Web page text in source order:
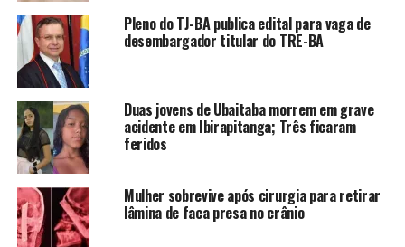
Pleno do TJ-BA publica edital para vaga de
desembargador titular do TRE-BA
Duas jovens de Ubaitaba morrem em grave
acidente em Ibirapitanga; Três ficaram
feridos
Mulher sobrevive após cirurgia para retirar
lâmina de faca presa no crânio